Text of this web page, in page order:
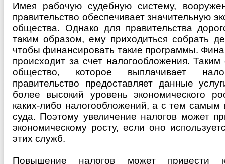
Имея рабочую судебную систему,
правительство обеспечивает значительную
общества. Однако для правительства
таким образом, ему приходиться собрать
чтобы финансировать такие программы.
происходит за счет налогообложения.
общество, которое выплачивает
правительство предоставляет данные
более высокий уровень экономического
каких-либо налогообложений, а с тем самым
суда. Поэтому увеличение налогов может
экономическому росту, если оно
этих служб.
Повышение налогов может привести